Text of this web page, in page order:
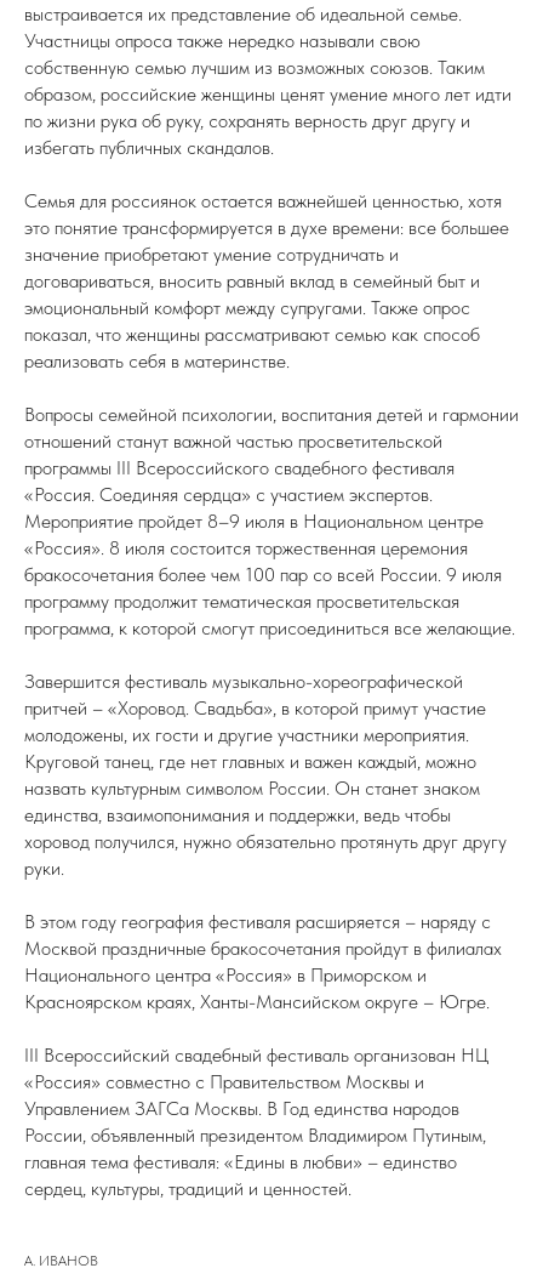
выстраивается их представление об идеальной семье.
Участницы опроса также нередко называли свою
собственную семью лучшим из возможных союзов. Таким
образом, российские женщины ценят умение много лет идти
по жизни рука об руку, сохранять верность друг другу и
избегать публичных скандалов.
Семья для россиянок остается важнейшей ценностью, хотя
это понятие трансформируется в духе времени: все большее
значение приобретают умение сотрудничать и
договариваться, вносить равный вклад в семейный быт и
эмоциональный комфорт между супругами. Также опрос
показал, что женщины рассматривают семью как способ
реализовать себя в материнстве.
Вопросы семейной психологии, воспитания детей и гармонии
отношений станут важной частью просветительской
программы III Всероссийского свадебного фестиваля
«Россия. Соединяя сердца» с участием экспертов.
Мероприятие пройдет 8–9 июля в Национальном центре
«Россия». 8 июля состоится торжественная церемония
бракосочетания более чем 100 пар со всей России. 9 июля
программу продолжит тематическая просветительская
программа, к которой смогут присоединиться все желающие.
Завершится фестиваль музыкально-хореографической
притчей – «Хоровод. Свадьба», в которой примут участие
молодожены, их гости и другие участники мероприятия.
Круговой танец, где нет главных и важен каждый, можно
назвать культурным символом России. Он станет знаком
единства, взаимопонимания и поддержки, ведь чтобы
хоровод получился, нужно обязательно протянуть друг другу
руки.
В этом году география фестиваля расширяется – наряду с
Москвой праздничные бракосочетания пройдут в филиалах
Национального центра «Россия» в Приморском и
Красноярском краях, Ханты-Мансийском округе – Югре.
III Всероссийский свадебный фестиваль организован НЦ
«Россия» совместно с Правительством Москвы и
Управлением ЗАГСа Москвы. В Год единства народов
России, объявленный президентом Владимиром Путиным,
главная тема фестиваля: «Едины в любви» – единство
сердец, культуры, традиций и ценностей.
А. ИВАНОВ